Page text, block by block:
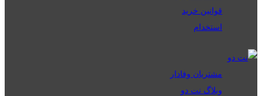
قوانین خرید
استخدام
مشتریان وفادار
وبلاگ نت دو